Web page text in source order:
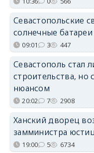
Севастопольские
солнечные батареи
09:01 3 447
Севастополь
строительства,
нюансом
20:02 7 2908
Ханский дворец
замминистра
19:00 5 6734